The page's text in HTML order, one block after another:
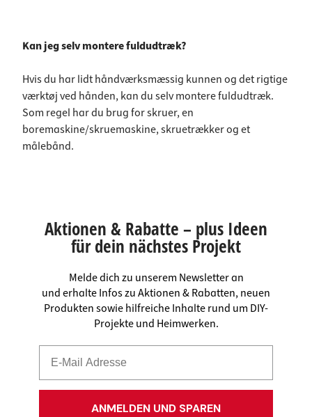
Kan jeg selv montere fuldudtræk?
Hvis du har lidt håndværksmæssig kunnen og det rigtige
værktøj ved hånden, kan du selv montere fuldudtræk.
Som regel har du brug for skruer, en
boremaskine/skruemaskine, skruetrækker og et
målebånd.
Aktionen & Rabatte – plus Ideen
für dein nächstes Projekt
Melde dich zu unserem Newsletter an
und erhalte Infos zu Aktionen & Rabatten, neuen
Produkten sowie hilfreiche Inhalte rund um DIY-
Projekte und Heimwerken.
ANMELDEN UND SPAREN